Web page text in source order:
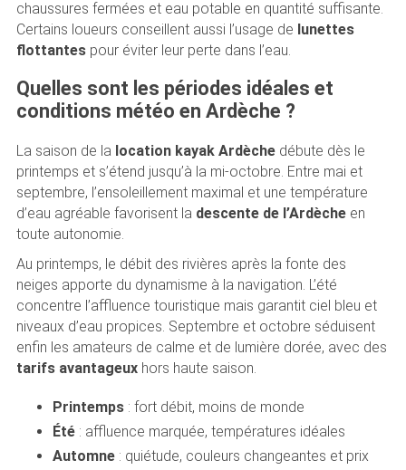
chaussures fermées et eau potable en quantité suffisante.
Certains loueurs conseillent aussi l’usage de lunettes
flottantespour éviter leur perte dans l’eau.
Quelles sont les périodes idéales et
conditions météo en Ardèche ?
La saison de la location kayak Ardèchedébute dès le
printemps et s’étend jusqu’à la mi-octobre. Entre mai et
septembre, l’ensoleillement maximal et une température
d’eau agréable favorisent la descente de l’Ardècheen
toute autonomie.
Au printemps, le débit des rivières après la fonte des
neiges apporte du dynamisme à la navigation. L’été
concentre l’affluence touristique mais garantit ciel bleu et
niveaux d’eau propices. Septembre et octobre séduisent
enfin les amateurs de calme et de lumière dorée, avec des
tarifs avantageuxhors haute saison.
Printemps: fort débit, moins de monde
Été: affluence marquée, températures idéales
Automne: quiétude, couleurs changeantes et prix